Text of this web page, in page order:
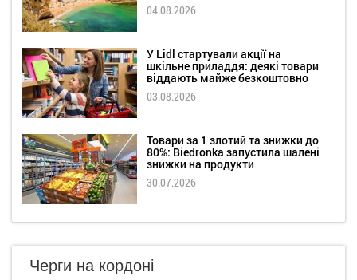
04.08.2026
У Lidl стартували акції на
шкільне приладдя: деякі товари
віддають майже безкоштовно
03.08.2026
Товари за 1 злотий та знижки до
80%: Biedronka запустила шалені
знижки на продукти
30.07.2026
Черги на кордоні